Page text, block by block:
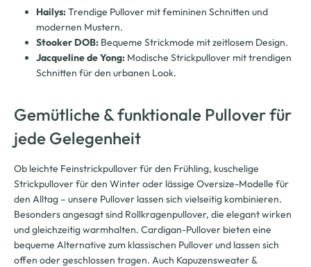
Hailys:Trendige Pullover mit femininen Schnitten und
modernen Mustern.
Stooker DOB: Bequeme Strickmode mit zeitlosem Design.
Jacqueline de Yong: Modische Strickpullover mit trendigen
Schnitten für den urbanen Look.
Gemütliche & funktionale Pullover für
jede Gelegenheit
Ob leichte Feinstrickpullover für den Frühling, kuschelige
Strickpullover für den Winter oder lässige Oversize-Modelle für
den Alltag – unsere Pullover lassen sich vielseitig kombinieren.
Besonders angesagt sind Rollkragenpullover, die elegant wirken
und gleichzeitig warmhalten. Cardigan-Pullover bieten eine
bequeme Alternative zum klassischen Pullover und lassen sich
offen oder geschlossen tragen. Auch Kapuzensweater &